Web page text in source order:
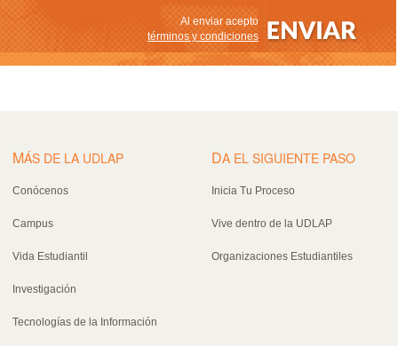
Al enviar acepto
términos y condiciones
MÁS DE LA UDLAP
Conócenos
Campus
Vida Estudiantil
Investigación
Tecnologías de la Información
DA EL SIGUIENTE PASO
Inicia Tu Proceso
Vive dentro de la UDLAP
Organizaciones Estudiantiles